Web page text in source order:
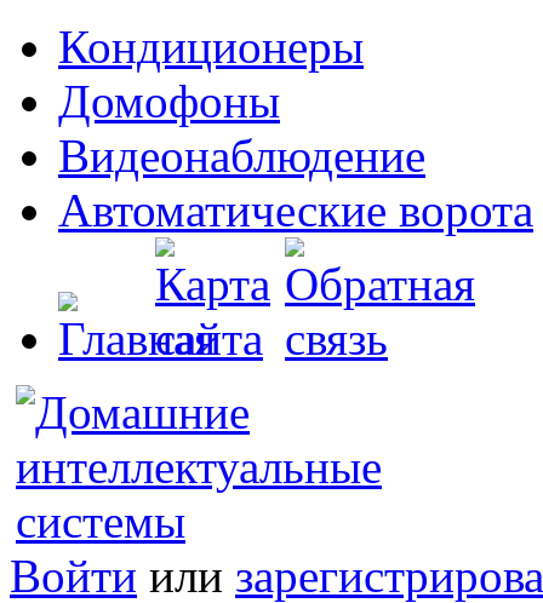
Кондиционеры
Домофоны
Видеонаблюдение
Автоматические ворота
Войти или